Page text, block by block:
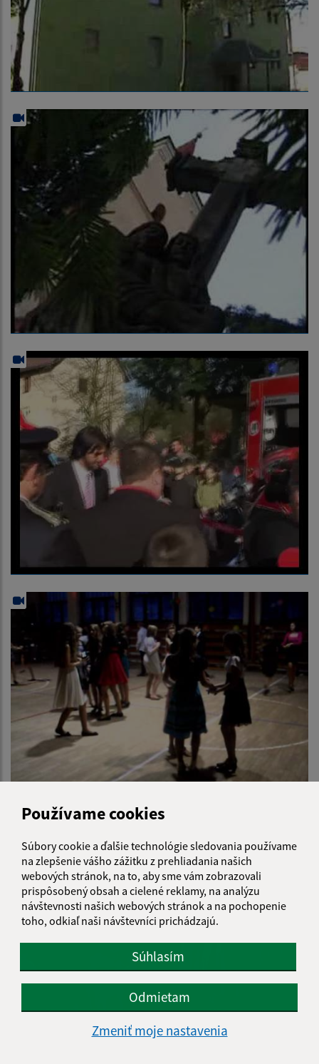
Používame cookies
Súbory cookie a ďalšie technológie sledovania používame
na zlepšenie vášho zážitku z prehliadania našich
webových stránok, na to, aby sme vám zobrazovali
prispôsobený obsah a cielené reklamy, na analýzu
návštevnosti našich webových stránok a na pochopenie
toho, odkiaľ naši návštevníci prichádzajú.
Súhlasím
Odmietam
Zmeniť moje nastavenia